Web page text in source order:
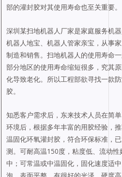
部的灌封胶对其使用寿命也至关重要。
深圳某扫地机器人厂家是家庭服务机
机器人地宝、机器人管家亲宝，从事
制造和销售。扫地机器人的使用寿命
部分地区的使用寿命缩短很多，究其
化导致老化。所以工程部欲寻找一款
胶。
知悉客户需求后，东来技术人员在简
环境后，根据多年丰富的用胶经验，
温固化环氧灌封胶，符合环保标准，
测。可耐高温150度，粘度低、流动
中；可常温或中温固化，固化速度适